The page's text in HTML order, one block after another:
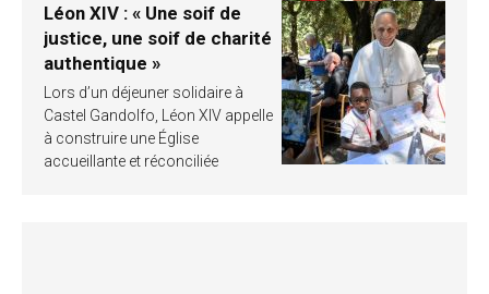
Léon XIV : « Une soif de
justice, une soif de charité
authentique »
Lors d’un déjeuner solidaire à
Castel Gandolfo, Léon XIV appelle
à construire une Église
accueillante et réconciliée